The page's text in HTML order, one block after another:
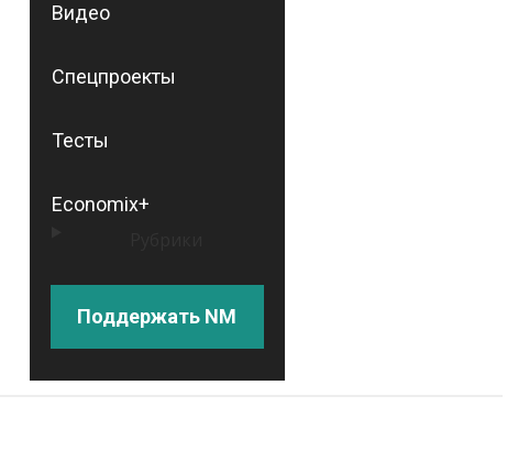
Видео
Спецпроекты
Тесты
Economix+
Поддержать NM